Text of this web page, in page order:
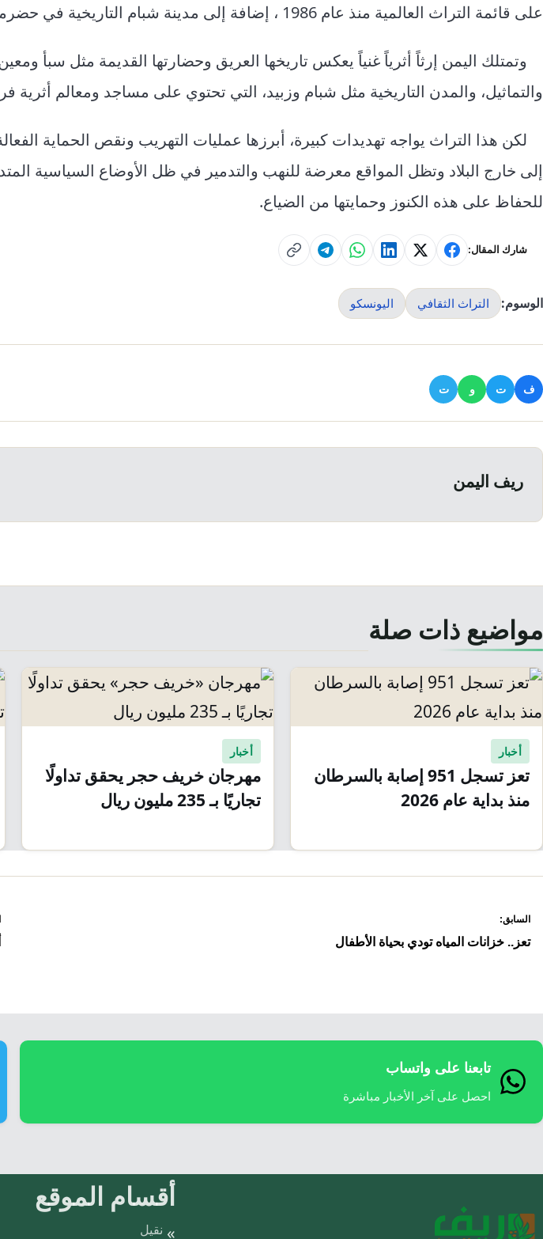
على قائمة التراث العالمية منذ عام 1986 ، إضافة إلى مدينة شبام التاريخية في حضرموت
وتمتلك اليمن إرثاً أثرياً غنياً يعكس تاريخها العريق وحضارتها القديمة مثل سبأ
والتماثيل، والمدن التاريخية مثل شبام وزبيد، التي تحتوي على مساجد ومعالم أثرية
لكن هذا التراث يواجه تهديدات كبيرة، أبرزها عمليات التهريب ونقص الحماية
إلى خارج البلاد وتظل المواقع معرضة للنهب والتدمير في ظل الأوضاع السياسية
للحفاظ على هذه الكنوز وحمايتها من الضياع.
شارك المقال:
الوسوم: التراث الثقافي اليونسكو
ف ت و ت
ريف اليمن
مواضيع ذات صلة
أخبار
تعز تسجل 951 إصابة بالسرطان
منذ بداية عام 2026
أخبار
مهرجان خريف حجر يحقق تداولًا
تجاريًا بـ 235 مليون ريال
المقالات
السابق:
تعز.. خزانات المياه تودي بحياة الأطفال
تابعنا على واتساب
احصل على آخر الأخبار مباشرة
أقسام الموقع
نقيل